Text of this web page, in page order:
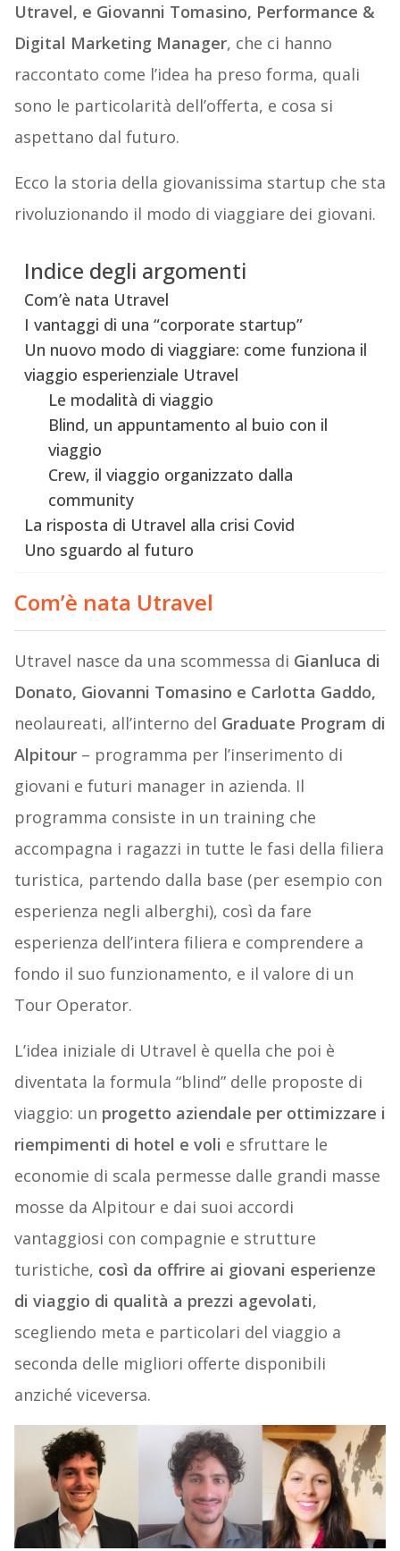
Utravel, e Giovanni Tomasino, Performance &
Digital Marketing Manager, che ci hanno
raccontato come l’idea ha preso forma, quali
sono le particolarità dell’offerta, e cosa si
aspettano dal futuro.
Ecco la storia della giovanissima startup che sta
rivoluzionando il modo di viaggiare dei giovani.
Indice degli argomenti
Com’è nata Utravel
I vantaggi di una “corporate startup”
Un nuovo modo di viaggiare: come funziona il
viaggio esperienziale Utravel
Le modalità di viaggio
Blind, un appuntamento al buio con il
viaggio
Crew, il viaggio organizzato dalla
community
La risposta di Utravel alla crisi Covid
Uno sguardo al futuro
Com’è nata Utravel
Utravel nasce da una scommessa di Gianluca di
Donato, Giovanni Tomasino e Carlotta Gaddo,
neolaureati, all’interno del Graduate Program di
Alpitour– programma per l’inserimento di
giovani e futuri manager in azienda. Il
programma consiste in un training che
accompagna i ragazzi in tutte le fasi della filiera
turistica, partendo dalla base (per esempio con
esperienza negli alberghi), così da fare
esperienza dell’intera filiera e comprendere a
fondo il suo funzionamento, e il valore di un
Tour Operator.
L’idea iniziale di Utravel è quella che poi è
diventata la formula “blind” delle proposte di
viaggio: un progetto aziendale per ottimizzare i
riempimenti di hotel e voli e sfruttare le
economie di scala permesse dalle grandi masse
mosse da Alpitour e dai suoi accordi
vantaggiosi con compagnie e strutture
turistiche, così da offrire ai giovani esperienze
di viaggio di qualità a prezzi agevolati,
scegliendo meta e particolari del viaggio a
seconda delle migliori offerte disponibili
anziché viceversa.